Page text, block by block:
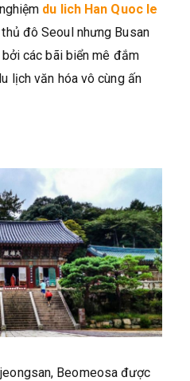
du lich Han Quoc le
đô Seoul nhưng Busan
các bãi biển mê đắm
lịch văn hóa vô cùng ấn
Beomeosa được